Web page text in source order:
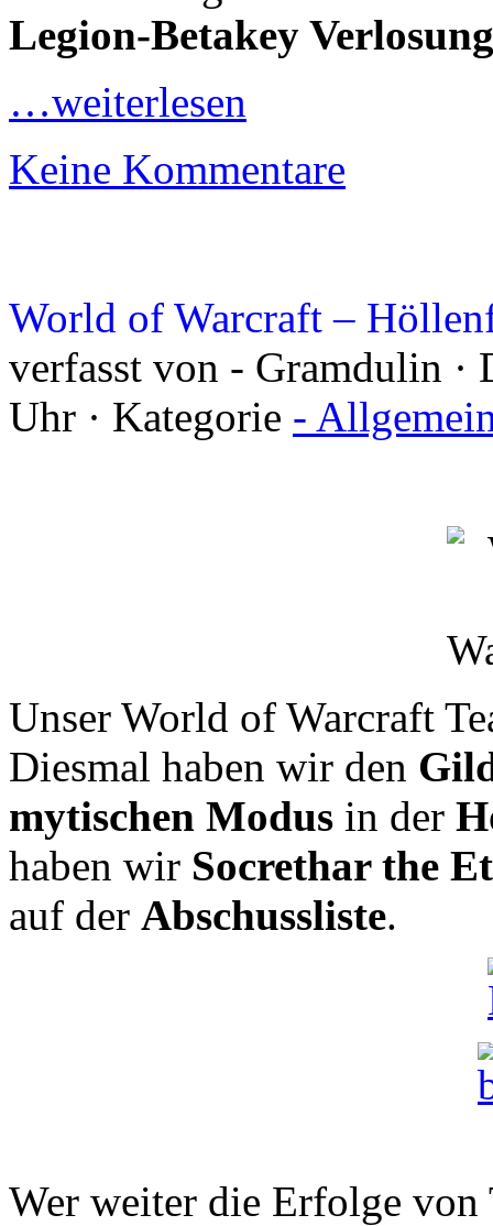
Legion-Betakey Verlosung
…weiterlesen
Keine Kommentare
World of Warcraft –
verfasst von - Gramdulin ·
Uhr · Kategorie -
Unser World of Warcraft
Diesmal haben wir den
mytischen Modus in der
haben wir Socrethar the
auf der Abschussliste.
Wer weiter die Erfolge